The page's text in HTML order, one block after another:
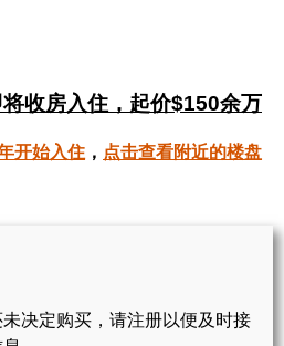
将收房入住，起价$150余万
开始入住 ， 点击查看附近的楼盘
决定购买，请注册以便及时接